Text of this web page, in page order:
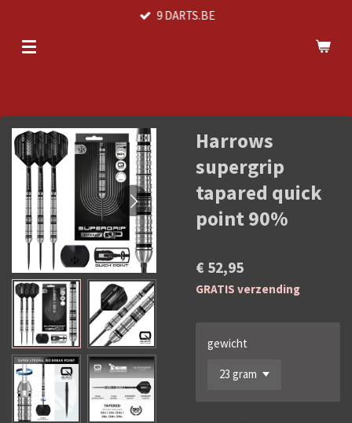
naar
9 DARTS.BE
Harrows
supergrip
tapared quick
point 90%
€ 52,95
GRATIS verzending
gewicht